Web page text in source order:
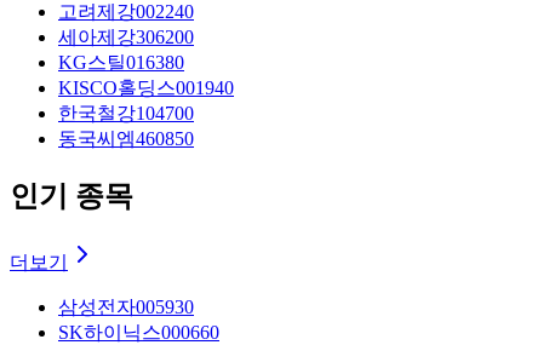
고려제강002240
세아제강306200
KG스틸016380
KISCO홀딩스001940
한국철강104700
동국씨엠460850
인기 종목
더보기
삼성전자005930
SK하이닉스000660